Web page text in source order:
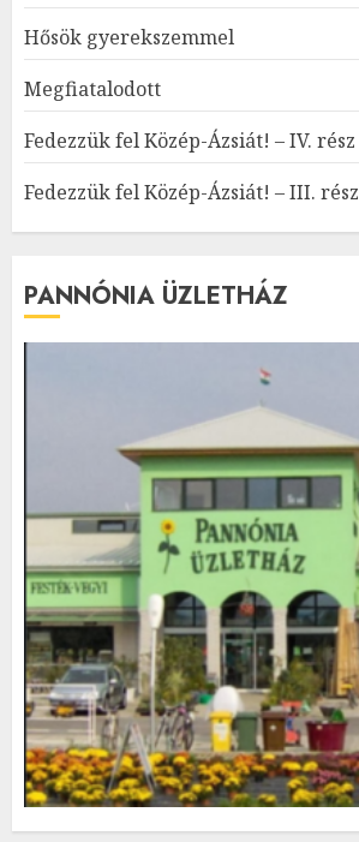
Hősök gyerekszemmel
Megfiatalodott
Fedezzük fel Közép-Ázsiát! – IV. rész
Fedezzük fel Közép-Ázsiát! – III. rész
PANNÓNIA ÜZLETHÁZ